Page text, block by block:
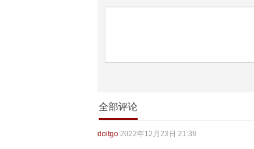
全部评论
doitgo 2022年12月23日 21:39